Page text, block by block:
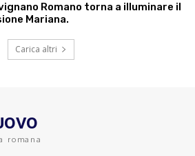
Romano torna a illuminare il
Mariana.
Carica altri
romana